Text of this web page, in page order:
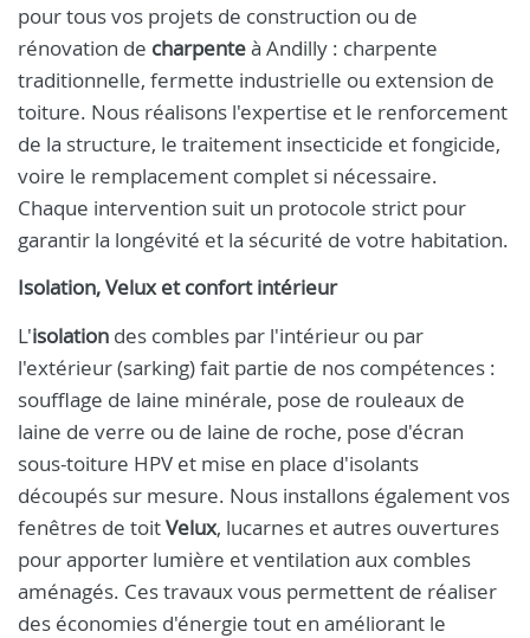
pour tous vos projets de construction ou de
rénovation de charpenteà Andilly : charpente
traditionnelle, fermette industrielle ou extension de
toiture. Nous réalisons l'expertise et le renforcement
de la structure, le traitement insecticide et fongicide,
voire le remplacement complet si nécessaire.
Chaque intervention suit un protocole strict pour
garantir la longévité et la sécurité de votre habitation.
Isolation, Velux et confort intérieur
L'isolation des combles par l'intérieur ou par
l'extérieur (sarking) fait partie de nos compétences :
soufflage de laine minérale, pose de rouleaux de
laine de verre ou de laine de roche, pose d'écran
sous-toiture HPV et mise en place d'isolants
découpés sur mesure. Nous installons également vos
fenêtres de toitVelux, lucarnes et autres ouvertures
pour apporter lumière et ventilation aux combles
aménagés. Ces travaux vous permettent de réaliser
des économies d'énergie tout en améliorant le